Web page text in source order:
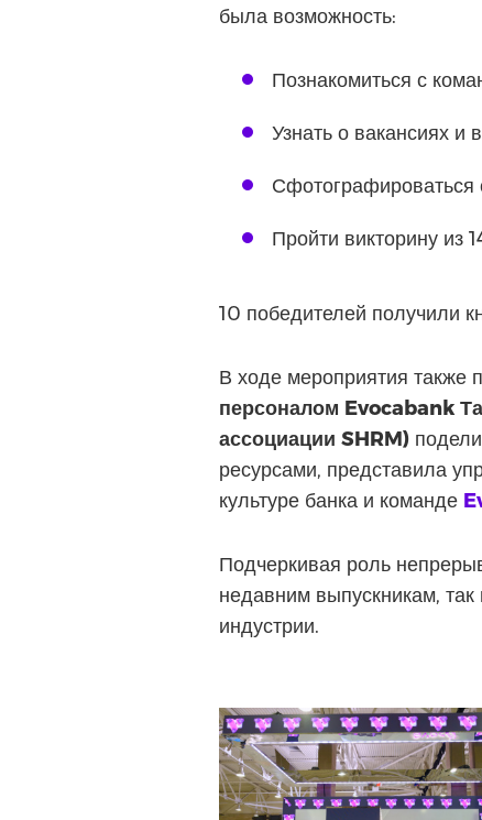
была возможность:
Познакомиться с
Узнать о вакансиях и
Пройти викторину из
10 победителей получили
В ходе мероприятия также
персоналом Evocabank
ассоциации SHRM)
ресурсами, представила
культуре банка и команде
Подчеркивая роль
недавним выпускникам,
индустрии.